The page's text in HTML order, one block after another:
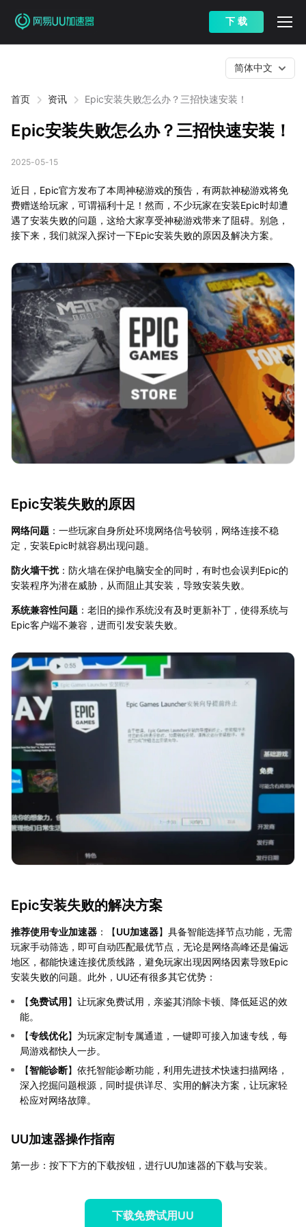
下 载
首页 资讯 Epic安装失败怎么办？三招快速安装！
简体中文
Epic安装失败怎么办？三招快速安装！
2025-05-15
近日，Epic官方发布了本周神秘游戏的预告，有两款神秘游戏将免
费赠送给玩家，可谓福利十足！然而，不少玩家在安装Epic时却遭
遇了安装失败的问题，这给大家享受神秘游戏带来了阻碍。别急，
接下来，我们就深入探讨一下Epic安装失败的原因及解决方案。
Epic安装失败的原因
网络问题 ：一些玩家自身所处环境网络信号较弱，网络连接不稳
定，安装Epic时就容易出现问题。​
防火墙干扰：防火墙在保护电脑安全的同时，有时也会误判Epic的
安装程序为潜在威胁，从而阻止其安装，导致安装失败。
系统兼容性问题 ：老旧的操作系统没有及时更新补丁，使得系统与
Epic客户端不兼容，进而引发安装失败。
Epic安装失败的解决方案
推荐使用专业加速器 ：【UU加速器】具备智能选择节点功能，无需
玩家手动筛选，即可自动匹配最优节点，无论是网络高峰还是偏远
地区，都能快速连接优质线路，避免玩家出现因网络因素导致Epic
安装失败的问题。此外，UU还有很多其它优势：
【免费试用】让玩家免费试用，亲鉴其消除卡顿、降低延迟的效
能。
【专线优化】为玩家定制专属通道，一键即可接入加速专线，每
局游戏都快人一步。
【智能诊断】依托智能诊断功能，利用先进技术快速扫描网络，
深入挖掘问题根源，同时提供详尽、实用的解决方案，让玩家轻
松应对网络故障。
UU加速器操作指南
第一步：按下下方的下载按钮，进行UU加速器的下载与安装。
下载免费试用UU